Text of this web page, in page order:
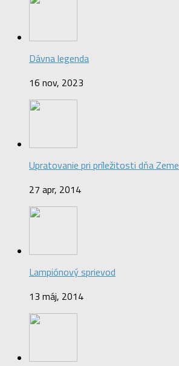
Dávna legenda
16 nov, 2023
Upratovanie pri príležitosti dňa Zeme
27 apr, 2014
Lampiónový sprievod
13 máj, 2014